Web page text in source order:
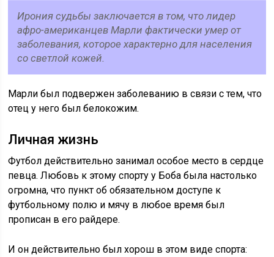
Ирония судьбы заключается в том, что лидер
афро-американцев Марли фактически умер от
заболевания, которое характерно для населения
со светлой кожей.
Марли был подвержен заболеванию в связи с тем, что
отец у него был белокожим.
Личная жизнь
Футбол действительно занимал особое место в сердце
певца. Любовь к этому спорту у Боба была настолько
огромна, что пункт об обязательном доступе к
футбольному полю и мячу в любое время был
прописан в его райдере.
И он действительно был хорош в этом виде спорта: